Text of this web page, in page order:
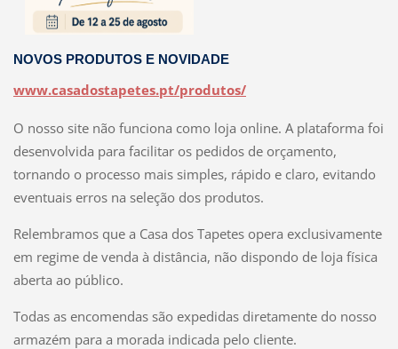
NOVOS PRODUTOS E NOVIDADE
www.casadostapetes.pt/produtos/
O nosso site não funciona como loja online. A plataforma foi
desenvolvida para facilitar os pedidos de orçamento,
tornando o processo mais simples, rápido e claro, evitando
eventuais erros na seleção dos produtos.
Relembramos que a Casa dos Tapetes opera exclusivamente
em regime de venda à distância, não dispondo de loja física
aberta ao público.
Todas as encomendas são expedidas diretamente do nosso
armazém para a morada indicada pelo cliente.